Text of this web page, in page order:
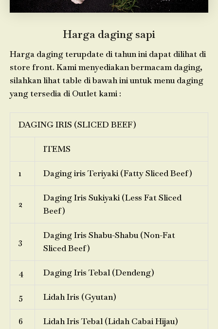
Harga daging sapi
Harga daging terupdate di tahun ini dapat dilihat di
store front. Kami menyediakan bermacam daging,
silahkan lihat table di bawah ini untuk menu daging
yang tersedia di Outlet kami :
DAGING IRIS (SLICED BEEF)
ITEMS
1 Daging iris Teriyaki (Fatty Sliced Beef)
2
Daging Iris Sukiyaki (Less Fat Sliced
Beef)
3
Daging Iris Shabu-Shabu (Non-Fat
Sliced Beef)
4 Daging Iris Tebal (Dendeng)
5 Lidah Iris (Gyutan)
6 Lidah Iris Tebal (Lidah Cabai Hijau)